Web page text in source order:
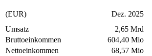
(EUR) Dez. 2025
Umsatz
2,65 Mrd
Bruttoeinkommen
604,40 Mio
Nettoeinkommen
68,57 Mio